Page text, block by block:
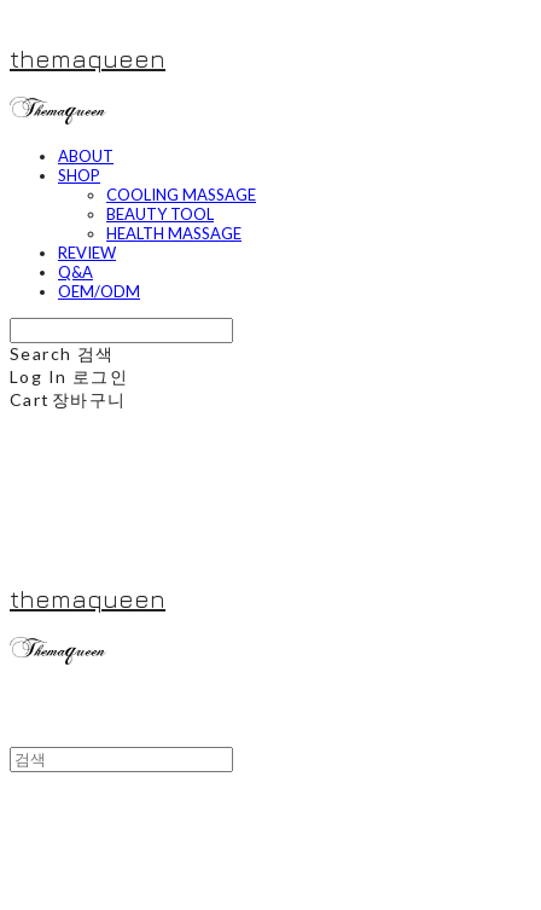
themaqueen
ABOUT
SHOP
COOLING MASSAGE
BEAUTY TOOL
HEALTH MASSAGE
REVIEW
Q&A
OEM/ODM
Search 검색
Log In 로그인
Cart 장바구니
themaqueen